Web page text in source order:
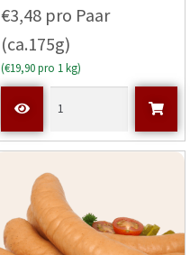
€3,48 pro Paar
(ca.175g)
(€19,90 pro 1 kg)